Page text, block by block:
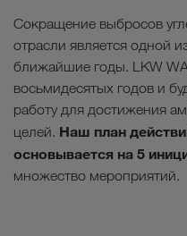
Сокращение выбросов
отрасли является одной
ближайшие годы. LKW
восьмидесятых годов и
работу для достижения
целей. Наш план
основывается на 5
множество мероприятий.